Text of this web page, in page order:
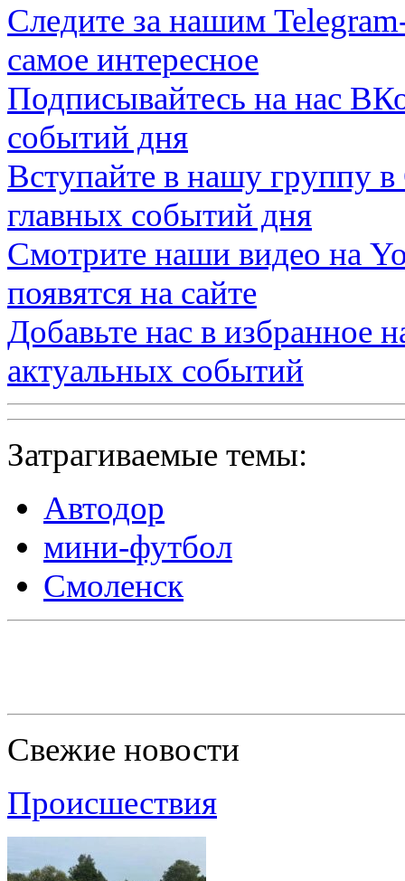
Следите за нашим
самое интересное
Подписывайтесь на нас
событий дня
Вступайте в нашу группу в
главных событий дня
Смотрите наши видео на
появятся на сайте
Добавьте нас в избранное
актуальных событий
Затрагиваемые темы:
Автодор
мини-футбол
Смоленск
Свежие новости
Происшествия